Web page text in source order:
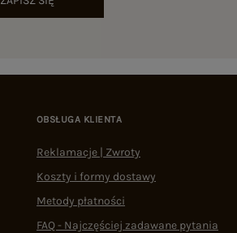
OBSŁUGA KLIENTA
Reklamacje | Zwroty
Koszty i formy dostawy
Metody płatności
FAQ - Najczęściej zadawane pytania